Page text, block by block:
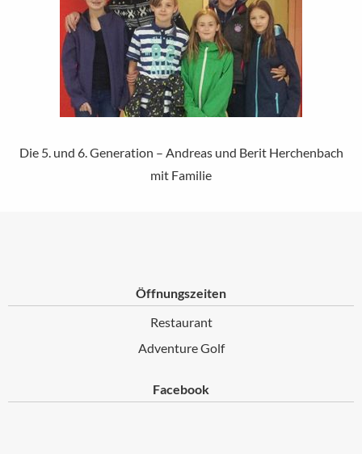
Die 5. und 6. Generation – Andreas und Berit Herchenbach
mit Familie
Öffnungszeiten
Restaurant
Adventure Golf
Facebook